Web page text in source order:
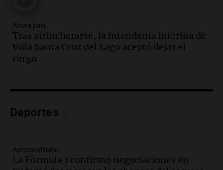
Panorama Federal
Episodios
Audio.Solicitan quiebra de Lebron
Group en medio de una investigación
Audio.
Panorama Federal
Episodios
Ahora país
Tras atrincherarse, la intendenta interina de
Villa Santa Cruz del Lago aceptó dejar el
cargo
Deportes
Automovilismo
La Fórmula 1 confirmó negociaciones en